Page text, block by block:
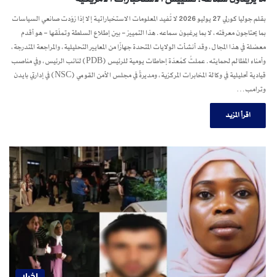
بقلم جوليا كورلي 27 يوليو 2026 لا تُفيد المعلومات الاستخباراتية إلا إذا زوّدت صانعي السياسات
بما يحتاجون معرفته، لا بما يرغبون سماعه. هذا التمييز – بين إطلاع السلطة وتملّقها – هو أقدم
معضلة في هذا المجال، وقد أنشأت الولايات المتحدة جهازًا من المعايير التحليلية، والمراجعة المتدرجة،
وأمناء المظالم لحمايته. عملتُ كمُعدّة إحاطات يومية للرئيس (PDB) لنائب الرئيس، وفي مناصب
قيادية تحليلية في وكالة المخابرات المركزية، ومديرةً في مجلس الأمن القومي (NSC) في إدارتي بايدن
وترامب…
اقرأ المزيد